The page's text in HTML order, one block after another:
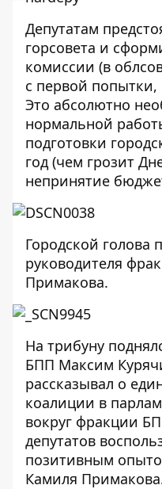
Депутатам
горсовета и
комиссии (в
с первой попытки,
Это абсолютно
нормальной
подготовки
год (чем грозит
непринятие
Городской голова
руководителя
Примакова.
На трибуну
БПП Максим
рассказывал о
коалиции в
вокруг фракции
депутатов
позитивным
Камиля